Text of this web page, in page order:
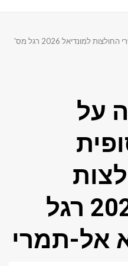
ג'ורדן מכריזה על הנבחרת הסופית ומספרי החולצות למונדיאל 2026 רגל מס'
על
למונדיאל 2026 רגל